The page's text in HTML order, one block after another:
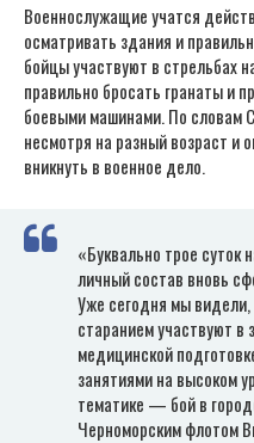
Военнослужащие учатся
осматривать здания и
бойцы участвуют в стрельбах
правильно бросать гранаты и
боевыми машинами. По словам
несмотря на разный возраст и
вникнуть в военное дело.
«Буквально трое
личный состав вновь
Уже сегодня мы
старанием участвуют в
медицинской
занятиями на высоком
тематике — бой в
Черноморским флотом